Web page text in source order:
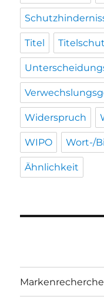
Titel
Widerspruch
WIPO Wort-/
Ähnlichkeit
Markenrecherche